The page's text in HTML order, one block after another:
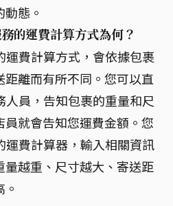
態。
的運費計算方式為何？
費計算方式，會依據包裹
離而有所不同。您可以直
員，告知包裹的重量和尺
就會告知您運費金額。您
費計算器，輸入相關資訊
越重、尺寸越大、寄送距